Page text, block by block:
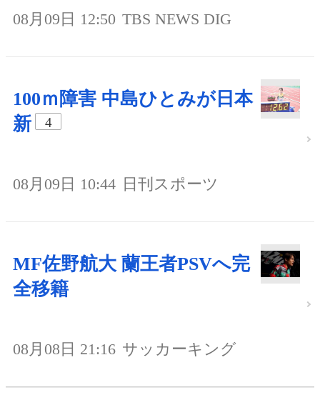
08月09日 12:50 TBS NEWS DIG
100ｍ障害 中島ひとみが日本
新
4
08月09日 10:44 日刊スポーツ
MF佐野航大 蘭王者PSVへ完
全移籍
08月08日 21:16 サッカーキング